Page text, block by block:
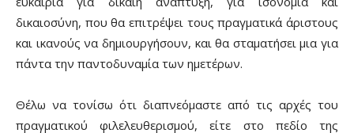
δικαιοσύνη, που θα επιτρέψει τους πραγματικά άριστους
και ικανούς να δημιουργήσουν, και θα σταματήσει μια για
πάντα την παντοδυναμία των ημετέρων.
Θέλω να τονίσω ότι διαπνεόμαστε από τις αρχές του
πραγματικού φιλελευθερισμού, είτε στο πεδίο της